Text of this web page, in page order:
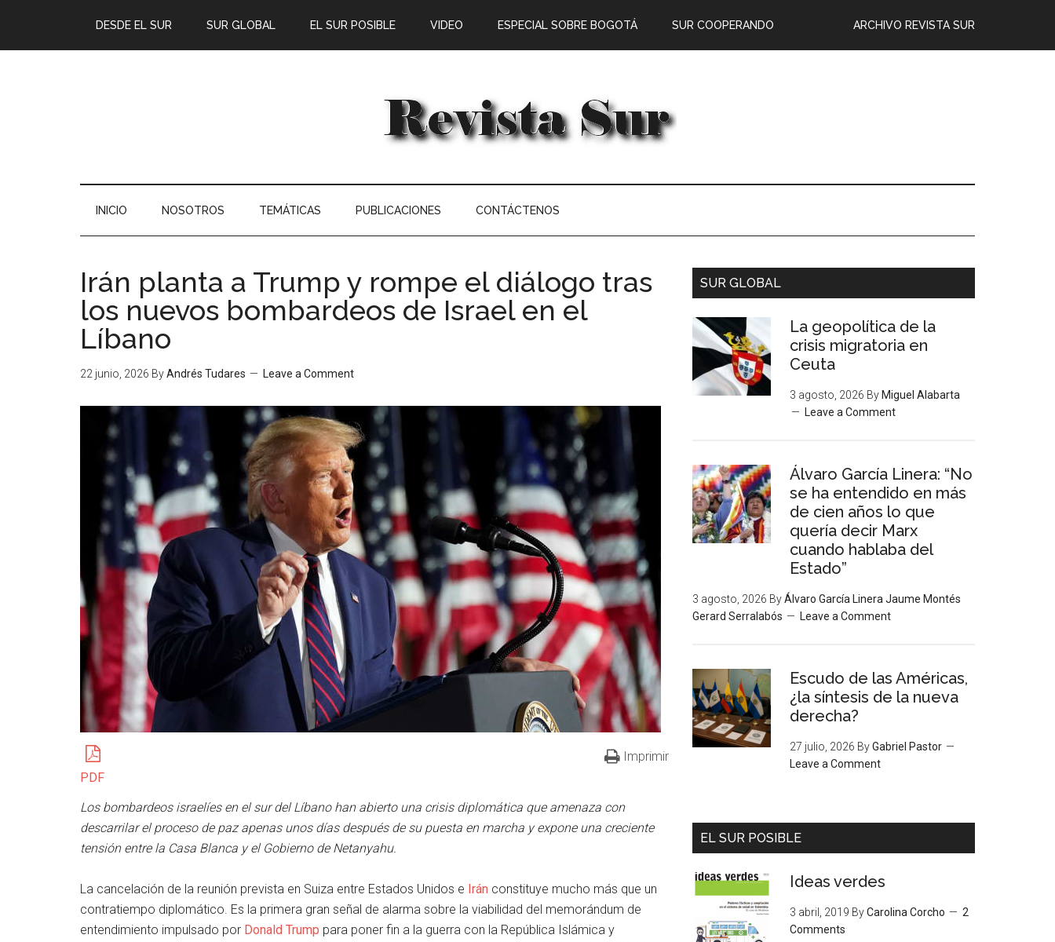
DESDE EL SUR SUR GLOBAL EL SUR POSIBLE ARCHIVO REVISTA SUR
VIDEO ESPECIAL SOBRE BOGOTÁ SUR COOPERANDO
INICIO NOSOTROS TEMÁTICAS PUBLICACIONES CONTÁCTENOS
Irán planta a Trump y rompe el diálogo tras
los nuevos bombardeos de Israel en el
Líbano
22 junio, 2026 ByAndrés Tudares Leave a Comment
PDF
Imprimir
Los bombardeos israelíes en el sur del Líbano han abierto una crisis diplomática que amenaza con
descarrilar el proceso de paz apenas unos días después de su puesta en marcha y expone una creciente
tensión entre la Casa Blanca y el Gobierno de Netanyahu.
La cancelación de la reunión prevista en Suiza entre Estados Unidos e Irán constituye mucho más que un
contratiempo diplomático. Es la primera gran señal de alarma sobre la viabilidad del memorándum de
entendimiento impulsado por Donald Trump para poner fin a la guerra con la República Islámica y
SUR GLOBAL
La geopolítica de la
crisis migratoria en
Ceuta
3 agosto, 2026 By Miguel Alabarta
Leave a Comment
Álvaro García Linera: “No
se ha entendido en más
de cien años lo que
quería decir Marx
cuando hablaba del
Estado”
3 agosto, 2026 ByÁlvaro García Linera Jaume Montés
Gerard Serralabós
Leave a Comment
Escudo de las Américas,
¿la síntesis de la nueva
derecha?
27 julio, 2026 ByGabriel Pastor
Leave a Comment
EL SUR POSIBLE
Ideas verdes
3 abril, 2019 ByCarolina Corcho
2
Comments